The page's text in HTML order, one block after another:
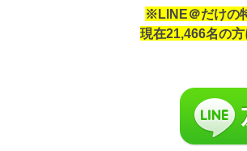
※LINE＠だけの
現在21,466名の